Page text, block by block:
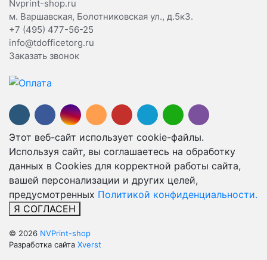
Nvprint-shop.ru
м. Варшавская, Болотниковская ул., д.5к3.
+7 (495) 477-56-25
info@tdofficetorg.ru
Заказать звонок
Этот веб-сайт использует cookie-файлы.
Используя сайт, вы соглашаетесь на обработку
данных в Cookies для корректной работы сайта,
вашей персонализации и других целей,
предусмотренных Политикой конфиденциальности.
Я СОГЛАСЕН
© 2026 NVPrint-shop
Разработка сайта Xverst